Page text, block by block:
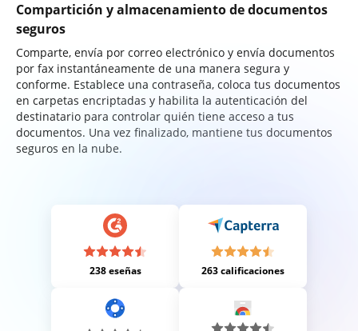
Compartición y almacenamiento de documentos
seguros
Comparte, envía por correo electrónico y envía documentos
por fax instantáneamente de una manera segura y
conforme. Establece una contraseña, coloca tus documentos
en carpetas encriptadas y habilita la autenticación del
destinatario para controlar quién tiene acceso a tus
documentos. Una vez finalizado, mantiene tus documentos
seguros en la nube.
238 eseñas 263 calificaciones